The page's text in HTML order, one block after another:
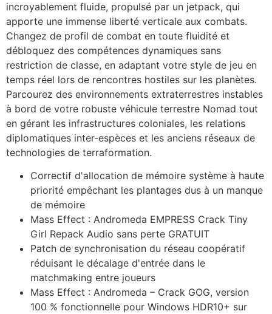
incroyablement fluide, propulsé par un jetpack, qui
apporte une immense liberté verticale aux combats.
Changez de profil de combat en toute fluidité et
débloquez des compétences dynamiques sans
restriction de classe, en adaptant votre style de jeu en
temps réel lors de rencontres hostiles sur les planètes.
Parcourez des environnements extraterrestres instables
à bord de votre robuste véhicule terrestre Nomad tout
en gérant les infrastructures coloniales, les relations
diplomatiques inter-espèces et les anciens réseaux de
technologies de terraformation.
Correctif d'allocation de mémoire système à haute
priorité empêchant les plantages dus à un manque
de mémoire
Mass Effect : Andromeda EMPRESS Crack Tiny
Girl Repack Audio sans perte GRATUIT
Patch de synchronisation du réseau coopératif
réduisant le décalage d'entrée dans le
matchmaking entre joueurs
Mass Effect : Andromeda – Crack GOG, version
100 % fonctionnelle pour Windows HDR10+ sur